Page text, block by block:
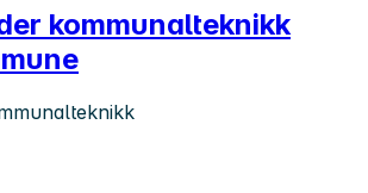
kommunalteknikk